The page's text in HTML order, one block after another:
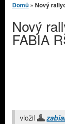
Domů » Nový
Nový
FABIA
vložil